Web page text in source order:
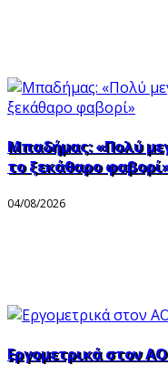
Μπαδήμας: «Πολύ
το ξεκάθαρο
04/08/2026
Εργομετρικά στον